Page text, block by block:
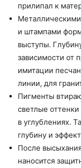
прилипал к
и штампами
выступы.
зависимости от
имитации
линии, для
Пигменты
светлые
в углублениях.
глубину и
После
наносится